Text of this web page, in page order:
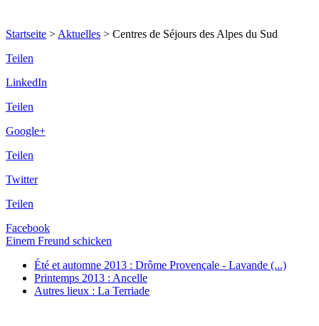
Startseite > Aktuelles > Centres de Séjours des Alpes du Sud
Teilen
LinkedIn
Teilen
Google+
Teilen
Twitter
Teilen
Facebook
Einem Freund schicken
Été et automne 2013 : Drôme Provençale - Lavande (...)
Printemps 2013 : Ancelle
Autres lieux : La Terriade